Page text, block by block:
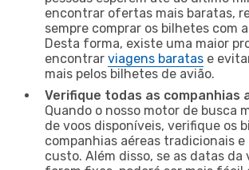
encontrar ofertas mais baratas,
sempre comprar os bilhetes com
Desta forma, existe uma maior
encontrar viagens baratas e
mais pelos bilhetes de avião.
Verifique todas as companhias
Quando o nosso motor de busca
de voos disponíveis, verifique os
companhias aéreas tradicionais e
custo. Além disso, se as datas da